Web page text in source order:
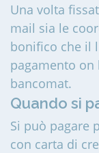
Una volta
mail sia le
bonifico che il
pagamento
bancomat.
Quando si
Si può pagare
con carta di